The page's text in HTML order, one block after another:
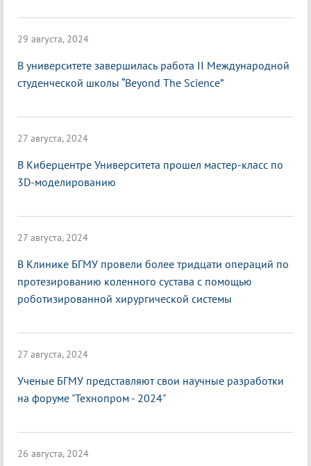
29 августа, 2024
В университете завершилась работа II Международной
студенческой школы “Beyond The Science”
27 августа, 2024
В Киберцентре Университета прошел мастер-класс по
3D-моделированию
27 августа, 2024
В Клинике БГМУ провели более тридцати операций по
протезированию коленного сустава с помощью
роботизированной хирургической системы
27 августа, 2024
Ученые БГМУ представляют свои научные разработки
на форуме "Технопром - 2024"
26 августа, 2024